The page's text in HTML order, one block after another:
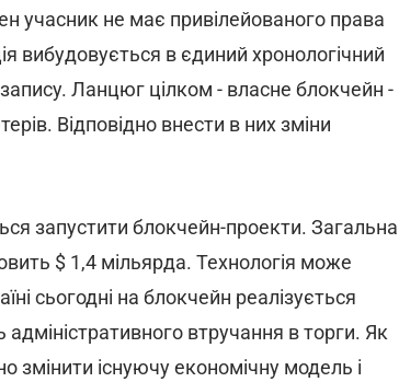
учасник не має привілейованого права
вибудовується в єдиний хронологічний
Ланцюг цілком - власне блокчейн -
Відповідно внести в них зміни
запустити блокчейн-проекти. Загальна
$ 1,4 мільярда. Технологія може
сьогодні на блокчейн реалізується
втручання в торги. Як
змінити існуючу економічну модель і